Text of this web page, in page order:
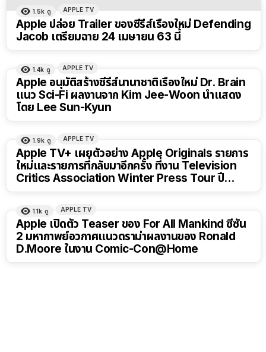
1.5k ดู APPLE TV
Apple ปล่อย Trailer ของซีรีส์เรื่องใหม่ Defending
Jacob เตรียมฉาย 24 เมษายน 63 นี้
1.4k ดู APPLE TV
Apple อนุมัติสร้างซีรีส์นานาชาติเรื่องใหม่ Dr. Brain
แนว Sci-Fi ผลงานจาก Kim Jee-Woon นำแสดง
โดย Lee Sun-Kyun
1.9k ดู APPLE TV
Apple TV+ เผยตัวอย่าง Apple Originals รายการ
ใหม่และรายการที่กลับมาอีกครั้ง ที่งาน Television
Critics Association Winter Press Tour ปี
1.1k ดู APPLE TV
Apple เปิดตัว Teaser ของ For All Mankind ซีซัน
2 มหากาพย์อวกาศแนวดราม่าผลงานของ Ronald
D.Moore ในงาน Comic-Con@Home